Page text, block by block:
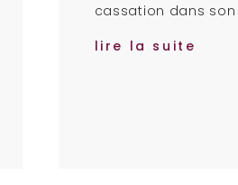
cassation dans
lire la suite